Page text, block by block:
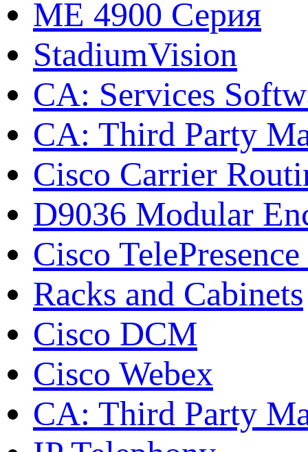
ME 4900 Серия
StadiumVision
CA: Services
CA: Third Party
Cisco Carrier
D9036 Modular
Cisco
Racks and Cabinets
Cisco DCM
Cisco Webex
CA: Third Party